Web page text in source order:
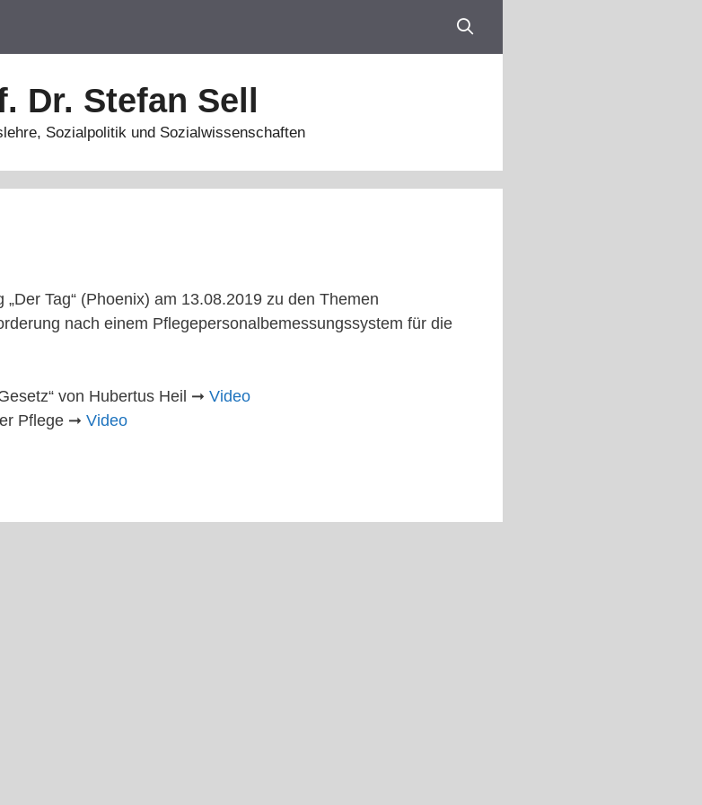
Dr. Stefan Sell
Sozialpolitik und Sozialwissenschaften
Tag“ (Phoenix) am 13.08.2019 zu den Themen
nach einem Pflegepersonalbemessungssystem für die
von Hubertus Heil ➞ Video
Pflege ➞ Video